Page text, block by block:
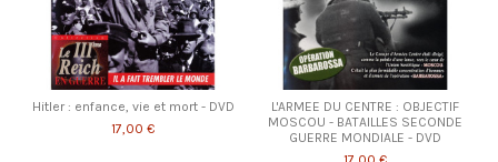
Hitler : enfance, vie et mort - DVD
17,00 €
L'ARMEE DU CENTRE : OBJECTIF
MOSCOU - BATAILLES SECONDE
GUERRE MONDIALE - DVD